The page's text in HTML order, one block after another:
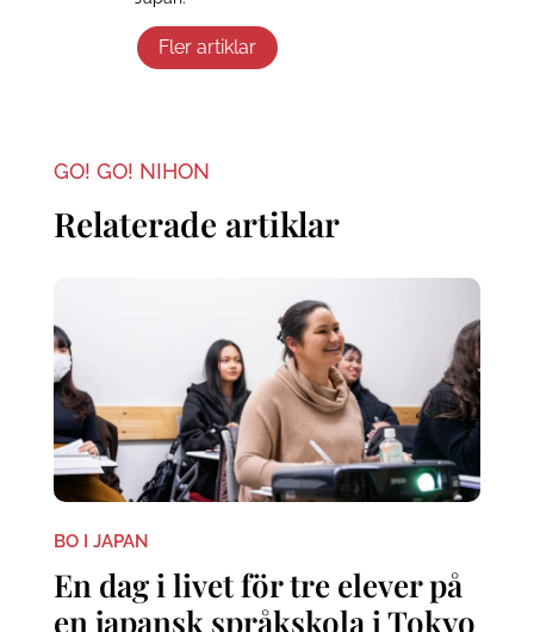
Fler artiklar
GO! GO! NIHON
Relaterade artiklar
BO I JAPAN
En dag i livet för tre elever på
en japansk språkskola i Tokyo